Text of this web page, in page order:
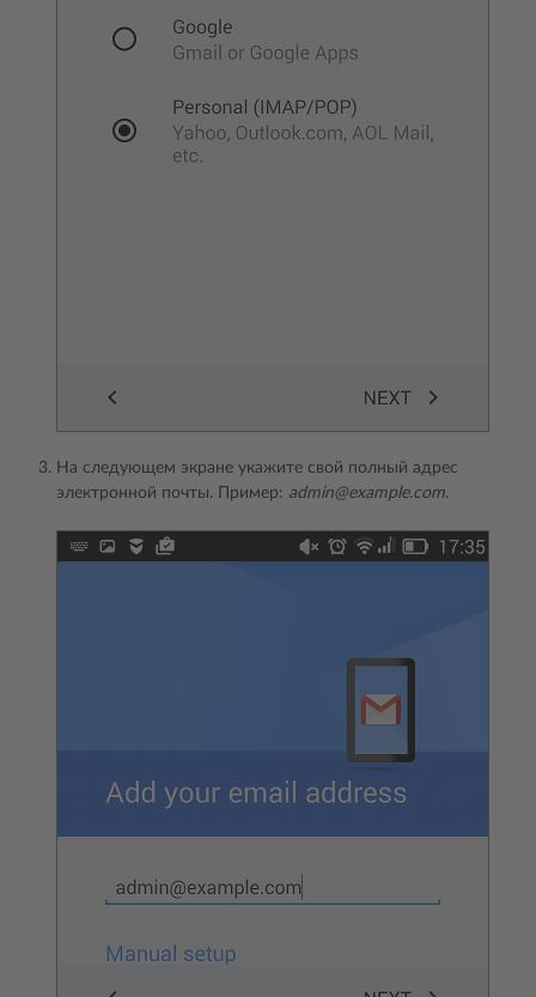
На следующем экране укажите свой полный адрес
электронной почты. Пример: admin@example.com.